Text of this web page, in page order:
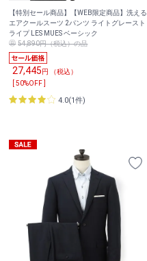
【特別セール商品】【WEB限定商品】洗える
エアクールスーツ 2パンツ ライトグレースト
ライプ LES MUES ベーシック
54,890円（税込）の品
27,445円 （税込）
[ 50%OFF ]
4.0(1件)